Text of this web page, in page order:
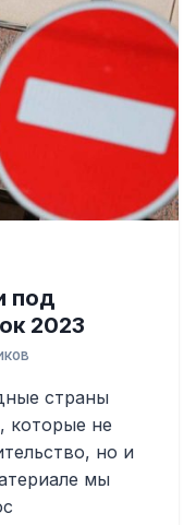
под
2023
страны
которые не
но и
мы